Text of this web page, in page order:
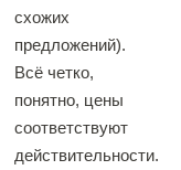
схожих
предложений).
Всё четко,
понятно, цены
соответствуют
действительности.